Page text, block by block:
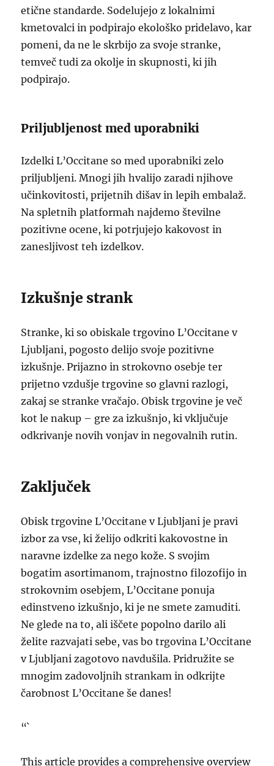
etične standarde. Sodelujejo z lokalnimi
kmetovalci in podpirajo ekološko pridelavo, kar
pomeni, da ne le skrbijo za svoje stranke,
temveč tudi za okolje in skupnosti, ki jih
podpirajo.
Priljubljenost med uporabniki
Izdelki L’Occitane so med uporabniki zelo
priljubljeni. Mnogi jih hvalijo zaradi njihove
učinkovitosti, prijetnih dišav in lepih embalaž.
Na spletnih platformah najdemo številne
pozitivne ocene, ki potrjujejo kakovost in
zanesljivost teh izdelkov.
Izkušnje strank
Stranke, ki so obiskale trgovino L’Occitane v
Ljubljani, pogosto delijo svoje pozitivne
izkušnje. Prijazno in strokovno osebje ter
prijetno vzdušje trgovine so glavni razlogi,
zakaj se stranke vračajo. Obisk trgovine je več
kot le nakup – gre za izkušnjo, ki vključuje
odkrivanje novih vonjav in negovalnih rutin.
Zaključek
Obisk trgovine L’Occitane v Ljubljani je pravi
izbor za vse, ki želijo odkriti kakovostne in
naravne izdelke za nego kože. S svojim
bogatim asortimanom, trajnostno filozofijo in
strokovnim osebjem, L’Occitane ponuja
edinstveno izkušnjo, ki je ne smete zamuditi.
Ne glede na to, ali iščete popolno darilo ali
želite razvajati sebe, vas bo trgovina L’Occitane
v Ljubljani zagotovo navdušila. Pridružite se
mnogim zadovoljnih strankam in odkrijte
čarobnost L’Occitane še danes!
“`
This article provides a comprehensive overview